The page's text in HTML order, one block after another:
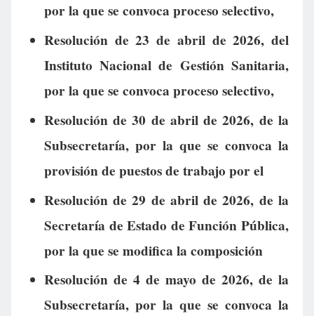
por la que se convoca proceso selectivo,
Resolución de 23 de abril de 2026, del
Instituto Nacional de Gestión Sanitaria,
por la que se convoca proceso selectivo,
Resolución de 30 de abril de 2026, de la
Subsecretaría, por la que se convoca la
provisión de puestos de trabajo por el
Resolución de 29 de abril de 2026, de la
Secretaría de Estado de Función Pública,
por la que se modifica la composición
Resolución de 4 de mayo de 2026, de la
Subsecretaría, por la que se convoca la